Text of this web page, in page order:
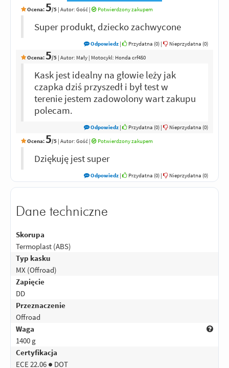
Ocena:5/5 | Autor: Gość | Potwierdzony zakupem
Super produkt, dziecko zachwycone
Odpowiedz | Przydatna (0) | Nieprzydatna (0)
Ocena:5/5 | Autor: Mały | Motocykl: Honda crf450
Kask jest idealny na głowie leży jak
czapka dziś przyszedł i był test w
terenie jestem zadowolony wart zakupu
polecam.
Odpowiedz | Przydatna (0) | Nieprzydatna (0)
Ocena:5/5 | Autor: Gość | Potwierdzony zakupem
Dziękuję jest super
Odpowiedz | Przydatna (0) | Nieprzydatna (0)
Dane techniczne
Skorupa
Termoplast (ABS)
Typ kasku
MX (Offroad)
Zapięcie
DD
Przeznaczenie
Offroad
Waga
1400 g
Certyfikacja
ECE 22.06 ● DOT